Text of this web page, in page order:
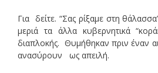
Για δείτε. “Σας ρίξαμε στη
μεριά τα άλλα κυβερνητικά
διαπλοκής. Θυμήθηκαν πριν έναν
ανασύρουν ως απειλή.